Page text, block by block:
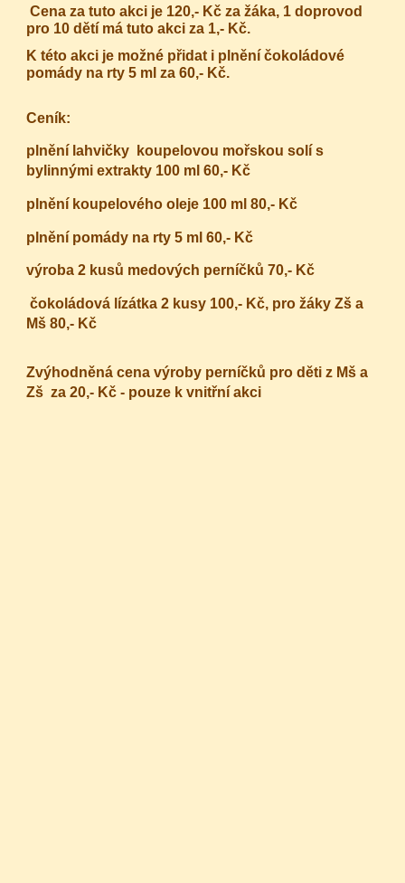
Cena za tuto akci je 120,- Kč za žáka, 1 doprovod
pro 10 dětí má tuto akci za 1,- Kč.
K této akci je možné přidat i plnění čokoládové
pomády na rty 5 ml za 60,- Kč.
Ceník:
plnění lahvičky koupelovou mořskou solí s
bylinnými extrakty 100 ml 60,- Kč
plnění koupelového oleje 100 ml 80,- Kč
plnění pomády na rty 5 ml 60,- Kč
výroba 2 kusů medových perníčků 70,- Kč
čokoládová lízátka 2 kusy 100,- Kč, pro žáky Zš a
Mš 80,- Kč
Zvýhodněná cena výroby perníčků pro děti z Mš a
Zš za 20,- Kč - pouze k vnitřní akci